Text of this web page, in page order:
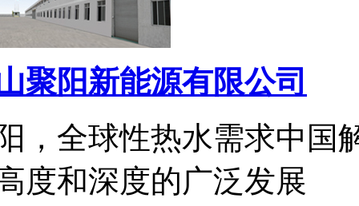
聚阳新能源有限公司
，全球性热水需求中国
度和深度的广泛发展